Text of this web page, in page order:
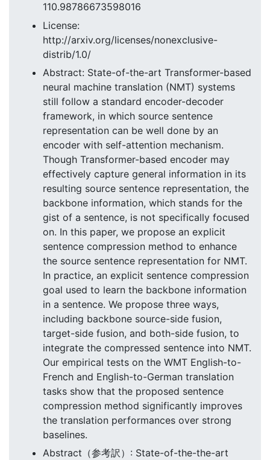
110.98786673598016
License:
http://arxiv.org/licenses/nonexclusive-
distrib/1.0/
Abstract: State-of-the-art Transformer-based
neural machine translation (NMT) systems
still follow a standard encoder-decoder
framework, in which source sentence
representation can be well done by an
encoder with self-attention mechanism.
Though Transformer-based encoder may
effectively capture general information in its
resulting source sentence representation, the
backbone information, which stands for the
gist of a sentence, is not specifically focused
on. In this paper, we propose an explicit
sentence compression method to enhance
the source sentence representation for NMT.
In practice, an explicit sentence compression
goal used to learn the backbone information
in a sentence. We propose three ways,
including backbone source-side fusion,
target-side fusion, and both-side fusion, to
integrate the compressed sentence into NMT.
Our empirical tests on the WMT English-to-
French and English-to-German translation
tasks show that the proposed sentence
compression method significantly improves
the translation performances over strong
baselines.
Abstract（参考訳）: State-of-the-the-art